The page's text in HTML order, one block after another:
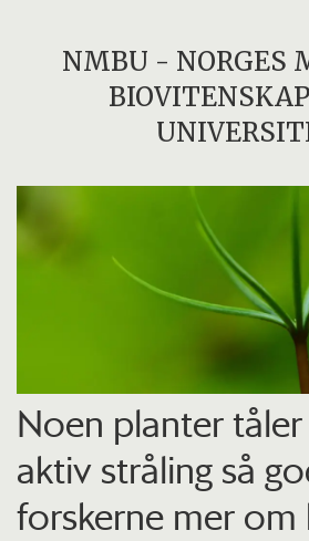
NMBU - NORGES
Noen planter
aktiv stråling så
forskerne mer